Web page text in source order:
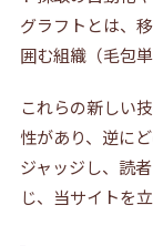
グラフトとは、
囲む組織（毛包
これらの新しい
性があり、逆に
ジャッジし、読
じ、当サイトを